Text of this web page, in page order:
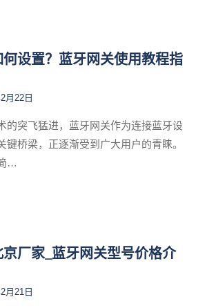
设置？蓝牙网关使用教程指
月22日
的突飞猛进，蓝牙网关作为连接蓝牙设
键桥梁，正逐渐受到广大用户的青睐。
…
厂家_蓝牙网关型号价格介
月21日